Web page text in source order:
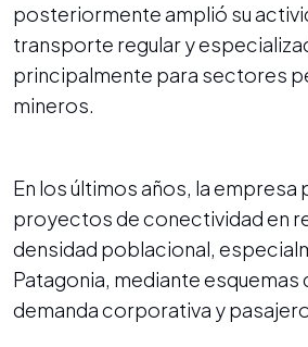
posteriormente amplió su
transporte regular y
principalmente para sectores
mineros.
En los últimos años, la empresa
proyectos de conectividad en
densidad poblacional,
Patagonia, mediante esquemas
demanda corporativa y